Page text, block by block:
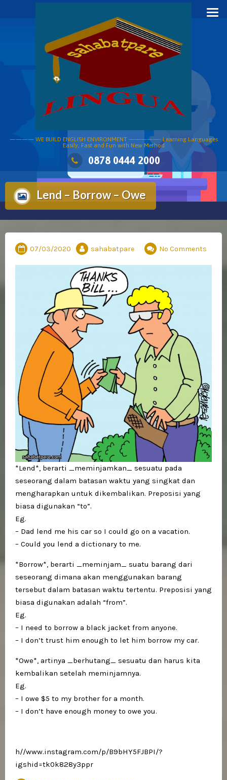
———— WE BUILD ENGLISH ENVIRONMENT —————- Learning Languages
Easily, Fast and Fun with New Method
0878 0444 2000
Lend – Borrow – Owe
07/03/2020 sahabatpare No Comments
*Lend*, berarti _meminjamkan_ sesuatu pada
seseorang dalam batasan waktu yang singkat dan
mengharapkan untuk dikembalikan. Preposisi yang
biasa digunakan “to”.
Eg.
– Dad lend me his car so I could go on a vacation.
– Could you lend a dictionary to me.
*Borrow*, berarti _meminjam_ suatu barang dari
seseorang dimana akan menggunakan barang
tersebut dalam batasan waktu tertentu. Preposisi yang
biasa digunakan adalah “from”.
Eg.
– I need to borrow a black jacket from anyone.
– I don’t trust him enough to let him borrow my car.
*Owe*, artinya _berhutang_ sesuatu dan harus kita
kembalikan setelah meminjamnya.
Eg.
– I owe $5 to my brother for a month.
– I don’t have enough money to owe you.
h//www.instagram.com/p/B9bHY5FJBPI/?
igshid=tk0k828y3ppr